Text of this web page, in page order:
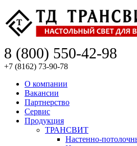
8 (800) 550-42-98
+7 (8162) 73-90-78
О компании
Вакансии
Партнерство
Сервис
Продукция
ТРАНСВИТ
Настенно-